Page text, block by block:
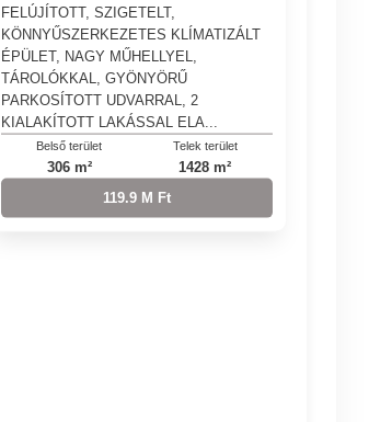
FELÚJÍTOTT, SZIGETELT,
KÖNNYŰSZERKEZETES KLÍMATIZÁLT
ÉPÜLET, NAGY MŰHELLYEL,
TÁROLÓKKAL, GYÖNYÖRŰ
PARKOSÍTOTT UDVARRAL, 2
KIALAKÍTOTT LAKÁSSAL ELA...
Belső terület
306 m²
Telek terület
1428 m²
119.9 M Ft